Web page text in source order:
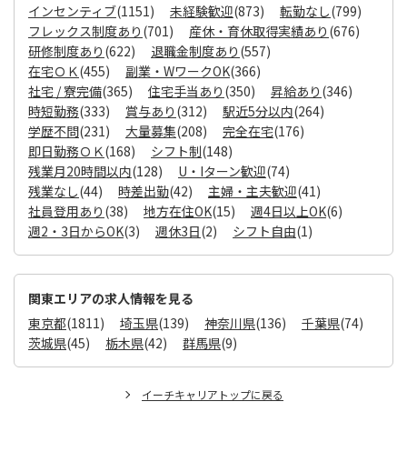
インセンティブ(1151) 未経験歓迎(873) 転勤なし(799)
フレックス制度あり (701) 産休・育休取得実績あり (676)
研修制度あり (622) 退職金制度あり (557)
在宅ＯＫ(455) 副業・WワークOK(366)
社宅 / 寮完備(365) 住宅手当あり (350) 昇給あり (346)
時短勤務(333) 賞与あり (312) 駅近5分以内(264)
学歴不問(231) 大量募集(208) 完全在宅(176)
即日勤務ＯＫ(168) シフト制(148)
残業月20時間以内(128) U・Iターン歓迎(74)
残業なし(44) 時差出勤(42) 主婦・主夫歓迎(41)
社員登用あり (38) 地方在住OK(15) 週4日以上OK(6)
週2・3日からOK(3) 週休3日(2) シフト自由(1)
関東エリアの求人情報を見る
東京都(1811) 埼玉県(139) 神奈川県(136) 千葉県(74)
茨城県(45) 栃木県(42) 群馬県(9)
イーチキャリアトップに戻る